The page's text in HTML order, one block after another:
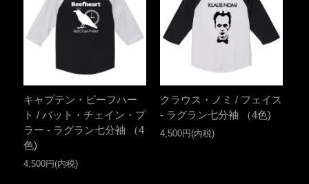
キャプテン・ビーフハー
ト / バット・チェイン・プ
ラー - ラグラン七分袖 （4
色)
4,500円(内税)
クラウス・ノミ / フェイス
- ラグラン七分袖 （4色)
4,500円(内税)